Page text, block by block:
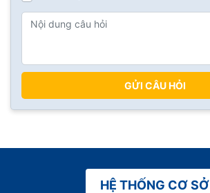
GỬI CÂU HỎI
HỆ THỐNG CƠ SỞ